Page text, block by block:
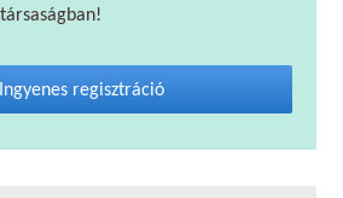
Ingyenes regisztráció